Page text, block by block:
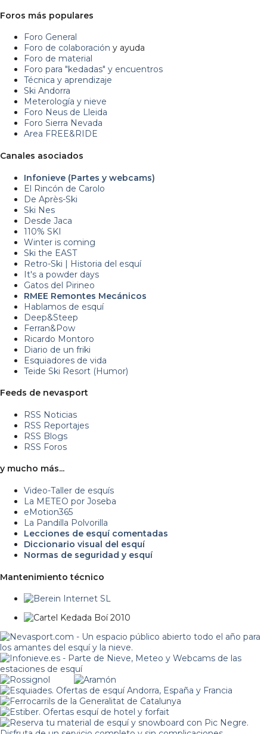
Foros más populares
Foro General
Foro de colaboración y ayuda
Foro de material
Foro para "kedadas" y encuentros
Técnica y aprendizaje
Ski Andorra
Meterología y nieve
Foro Neus de Lleida
Foro Sierra Nevada
Area FREE&RIDE
Canales asociados
Infonieve (Partes y webcams)
El Rincón de Carolo
De Après-Ski
Ski Nes
Desde Jaca
110% SKI
Winter is coming
Ski the EAST
Retro-Ski | Historia del esquí
It's a powder days
Gatos del Pirineo
RMEE Remontes Mecánicos
Hablamos de esquí
Deep&Steep
Ferran&Pow
Ricardo Montoro
Diario de un friki
Esquiadores de vida
Teide Ski Resort (Humor)
Feeds de nevasport
RSS Noticias
RSS Reportajes
RSS Blogs
RSS Foros
y mucho más...
Video-Taller de esquís
La METEO por Joseba
eMotion365
La Pandilla Polvorilla
Lecciones de esquí comentadas
Diccionario visual del esquí
Normas de seguridad y esquí
Mantenimiento técnico